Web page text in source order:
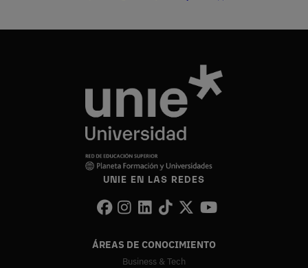
UNIE EN LAS REDES
ÁREAS DE CONOCIMIENTO
Business & Tech